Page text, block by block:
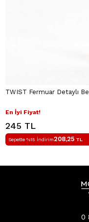
TWIST Fermuar Detaylı
En İyi Fiyat!
245 TL
Sepette %15 İndirim208,25 TL
0